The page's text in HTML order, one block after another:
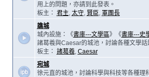
用上的問題，亦請到此發表。
板主： 君主, 太守, 賢臣, 軍團長
譙城
城內設施：《書庫---文學區》《書庫---史
諸葛羲與Caesar的城池，討論各種文學
板主： 諸葛羲, Caesar
宛城
徐元直的城池，討論科學與科技等各種理